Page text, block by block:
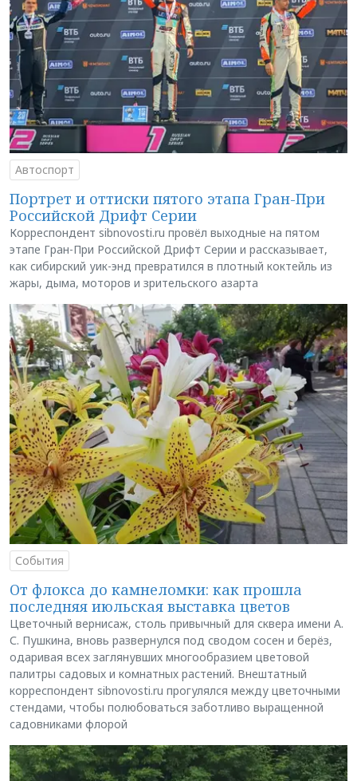
Автоспорт
Портрет и оттиски пятого этапа Гран-При
Российской Дрифт Серии
Корреспондент sibnovosti.ru провёл выходные на пятом
этапе Гран-При Российской Дрифт Серии и рассказывает,
как сибирский уик-энд превратился в плотный коктейль из
жары, дыма, моторов и зрительского азарта
События
От флокса до камнеломки: как прошла
последняя июльская выставка цветов
Цветочный вернисаж, столь привычный для сквера имени А.
С. Пушкина, вновь развернулся под сводом сосен и берёз,
одаривая всех заглянувших многообразием цветовой
палитры садовых и комнатных растений. Внештатный
корреспондент sibnovosti.ru прогулялся между цветочными
стендами, чтобы полюбоваться заботливо выращенной
садовниками флорой